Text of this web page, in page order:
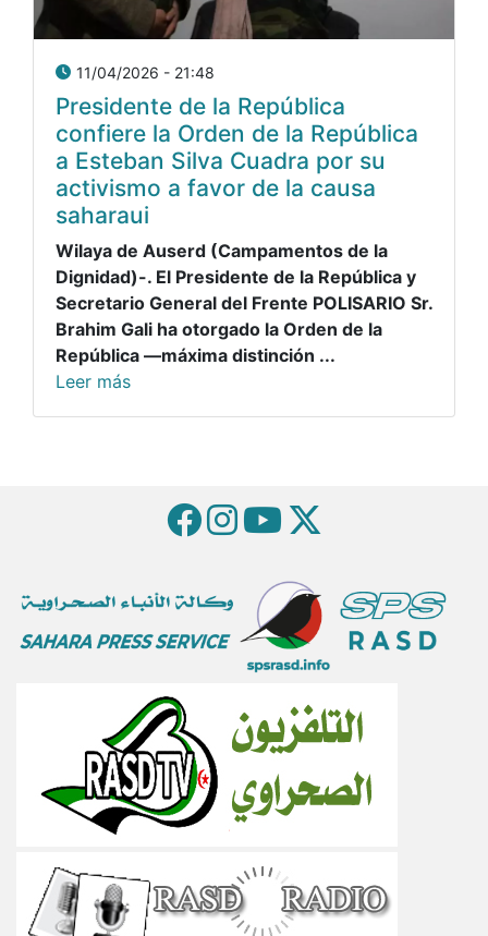
11/04/2026 - 21:48
Presidente de la República
confiere la Orden de la República
a Esteban Silva Cuadra por su
activismo a favor de la causa
saharaui
Wilaya de Auserd (Campamentos de la
Dignidad)-. El Presidente de la República y
Secretario General del Frente POLISARIO Sr.
Brahim Gali ha otorgado la Orden de la
República —máxima distinción ...
Leer más